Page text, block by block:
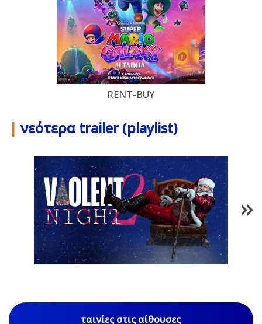
RENT-BUY
| νεότερα trailer (playlist)
1 / 84
ταινίες στις αίθουσες